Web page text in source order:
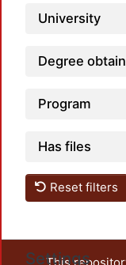
University
Degree
Program
Has files
Reset filters
Settings